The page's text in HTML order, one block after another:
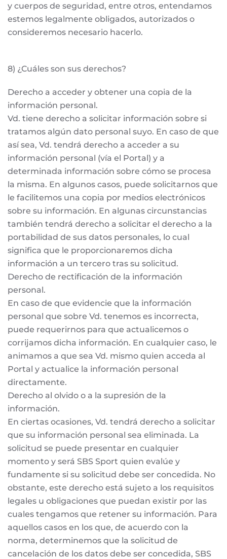
y cuerpos de seguridad, entre otros, entendamos
estemos legalmente obligados, autorizados o
consideremos necesario hacerlo.
8) ¿Cuáles son sus derechos?
Derecho a acceder y obtener una copia de la
información personal.
Vd. tiene derecho a solicitar información sobre si
tratamos algún dato personal suyo. En caso de que
así sea, Vd. tendrá derecho a acceder a su
información personal (vía el Portal) y a
determinada información sobre cómo se procesa
la misma. En algunos casos, puede solicitarnos que
le facilitemos una copia por medios electrónicos
sobre su información. En algunas circunstancias
también tendrá derecho a solicitar el derecho a la
portabilidad de sus datos personales, lo cual
significa que le proporcionaremos dicha
información a un tercero tras su solicitud.
Derecho de rectificación de la información
personal.
En caso de que evidencie que la información
personal que sobre Vd. tenemos es incorrecta,
puede requerirnos para que actualicemos o
corrijamos dicha información. En cualquier caso, le
animamos a que sea Vd. mismo quien acceda al
Portal y actualice la información personal
directamente.
Derecho al olvido o a la supresión de la
información.
En ciertas ocasiones, Vd. tendrá derecho a solicitar
que su información personal sea eliminada. La
solicitud se puede presentar en cualquier
momento y será SBS Sport quien evalúe y
fundamente si su solicitud debe ser concedida. No
obstante, este derecho está sujeto a los requisitos
legales u obligaciones que puedan existir por las
cuales tengamos que retener su información. Para
aquellos casos en los que, de acuerdo con la
norma, determinemos que la solicitud de
cancelación de los datos debe ser concedida, SBS